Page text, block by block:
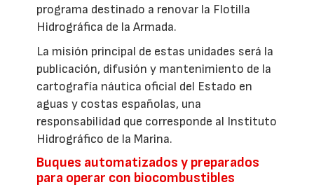
programa destinado a renovar la Flotilla
Hidrográfica de la Armada.
La misión principal de estas unidades será la
publicación, difusión y mantenimiento de la
cartografía náutica oficial del Estado en
aguas y costas españolas, una
responsabilidad que corresponde al Instituto
Hidrográfico de la Marina.
Buques automatizados y preparados
para operar con biocombustibles